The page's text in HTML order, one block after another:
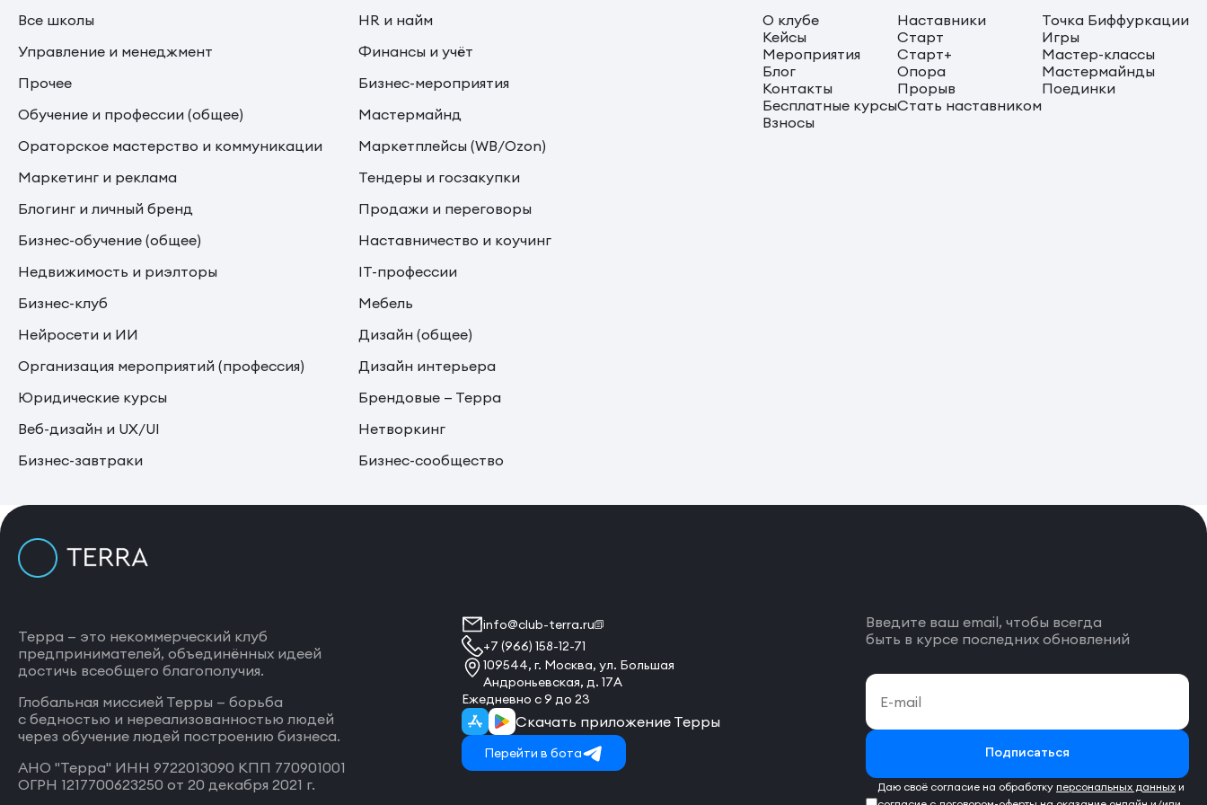
Все школы
HR и найм
Управление и менеджмент
Финансы и учёт
Прочее
Бизнес-мероприятия
Обучение и профессии (общее)
Мастермайнд
Ораторское мастерство и коммуникации
Маркетплейсы (WB/Ozon)
Маркетинг и реклама
Тендеры и госзакупки
Блогинг и личный бренд
Продажи и переговоры
Бизнес-обучение (общее)
Наставничество и коучинг
Недвижимость и риэлторы
IT-профессии
Бизнес-клуб
Мебель
Нейросети и ИИ
Дизайн (общее)
Организация мероприятий (профессия)
Дизайн интерьера
Юридические курсы
Брендовые — Терра
Веб-дизайн и UX/UI
Нетворкинг
Бизнес-завтраки
Бизнес-сообщество
О клубе
Кейсы
Мероприятия
Блог
Контакты
Бесплатные курсы
Взносы
Наставники
Старт
Старт+
Опора
Прорыв
Стать наставником
Точка Биффуркации
Игры
Мастер-классы
Мастермайнды
Поединки
Терра — это некоммерческий клуб
предпринимателей, объединённых идеей
достичь всеобщего благополучия.
Глобальная миссией Терры — борьба
с бедностью и нереализованностью людей
через обучение людей построению бизнеса.
АНО "Терра" ИНН 9722013090 КПП 770901001
ОГРН 1217700623250 от 20 декабря 2021 г.
info@club-terra.ru
+7 (966) 158-12-71
109544, г. Москва, ул. Большая
Андроньевская, д. 17А
Ежедневно с 9 до 23
Скачать приложение Терры
Перейти в бота
Введите ваш email, чтобы всегда
быть в курсе последних обновлений
Подписаться
Даю своё согласие на обработку персональных данных и